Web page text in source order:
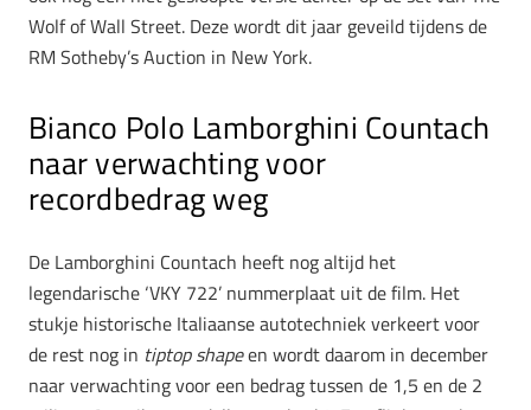
Wolf of Wall Street. Deze wordt dit jaar geveild tijdens de
RM Sotheby’s Auction in New York.
Bianco Polo Lamborghini Countach
naar verwachting voor
recordbedrag weg
De Lamborghini Countach heeft nog altijd het
legendarische ‘VKY 722’ nummerplaat uit de film. Het
stukje historische Italiaanse autotechniek verkeert voor
de rest nog in tiptop shapeen wordt daarom in december
naar verwachting voor een bedrag tussen de 1,5 en de 2